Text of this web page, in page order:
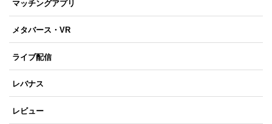
マッチングアプリ
メタバース・VR
ライブ配信
レバナス
レビュー